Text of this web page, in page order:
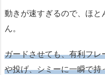
動きが速すぎるので、ほ
ん。
ガードさせても、有利フ
や投げ、シミーに一瞬で